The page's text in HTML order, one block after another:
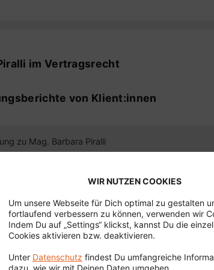
bei Raits
Piralli
im Vertragsrecht
von Klient:innen
zu Mag. Barbara Piralli
von Frau Wimmer | 10.05.2022
kompetent und freundlich, gut auf die
sehr gut beantwortet.
WIR NUTZEN COOKIES
Um unsere Webseite für Dich optimal zu gestalten
fortlaufend verbessern zu können, verwenden wir
Indem Du auf „Settings“ klickst, kannst Du die
Cookies aktivieren bzw. deaktivieren.
Unter Datenschutz findest Du umfangreiche
dazu, wie wir mit Deinen Daten umgehen.